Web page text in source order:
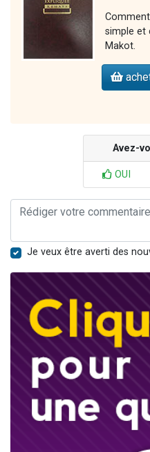
simple et
Makot.
Avez-
OUI
Je veux être averti des